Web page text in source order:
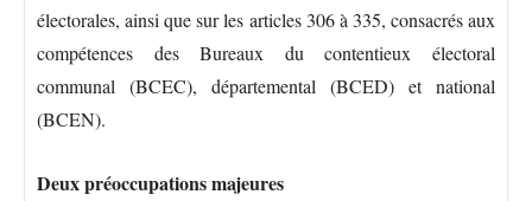
électorales, ainsi que sur les articles 306 à 335, consacrés aux
compétences des Bureaux du contentieux électoral
communal (BCEC), départemental (BCED) et national
(BCEN).
Deux préoccupations majeures